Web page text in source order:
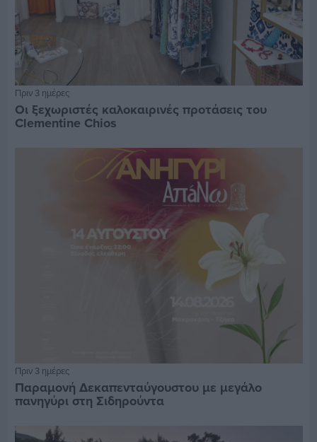
Πριν 3 ημέρες
Οι ξεχωριστές καλοκαιρινές προτάσεις του
Clementine Chios
Πριν 3 ημέρες
Παραμονή Δεκαπενταύγουστου με μεγάλο
πανηγύρι στη Σιδηρούντα